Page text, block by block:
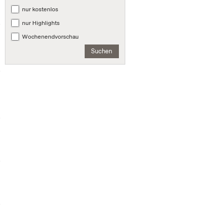
nur kostenlos
nur Highlights
Wochenendvorschau
Suchen